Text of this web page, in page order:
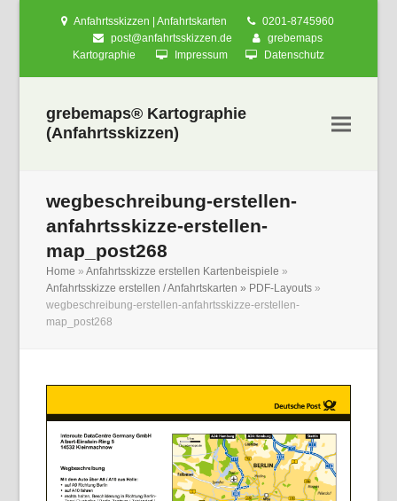
Anfahrtsskizzen | Anfahrtskarten
0201-8745960
post@anfahrtsskizzen.de
grebemaps
Kartographie
Impressum Datenschutz
grebemaps® Kartographie
(Anfahrtsskizzen)
wegbeschreibung-erstellen-
anfahrtsskizze-erstellen-
map_post268
Home »Anfahrtsskizze erstellen Kartenbeispiele »
Anfahrtsskizze erstellen / Anfahrtskarten » PDF-Layouts »
wegbeschreibung-erstellen-anfahrtsskizze-erstellen-
map_post268